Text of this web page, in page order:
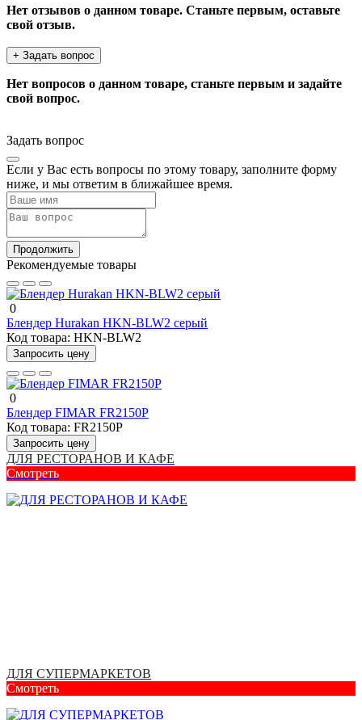
Нет отзывов о данном товаре. Станьте первым, оставьте
свой отзыв.
+ Задать вопрос
Нет вопросов о данном товаре, станьте первым и задайте
свой вопрос.
Задать вопрос
Если у Вас есть вопросы по этому товару, заполните форму
ниже, и мы ответим в ближайшее время.
Продолжить
Рекомендуемые товары
0
Блендер Hurakan HKN-BLW2 серый
Код товара: HKN-BLW2
Запросить цену
0
Блендер FIMAR FR2150P
Код товара: FR2150P
Запросить цену
ДЛЯ РЕСТОРАНОВ И КАФЕ
Смотреть
ДЛЯ СУПЕРМАРКЕТОВ
Смотреть